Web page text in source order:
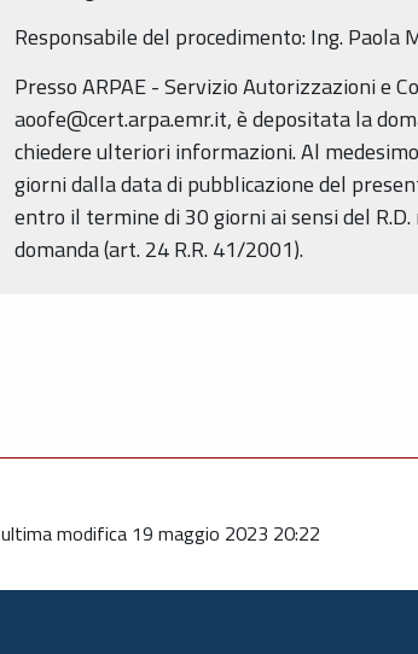
Responsabile del procedimento: Ing. Paola
Presso ARPAE - Servizio Autorizzazioni e
aoofe@cert.arpa.emr.it, è depositata la
chiedere ulteriori informazioni. Al
giorni dalla data di pubblicazione del
entro il termine di 30 giorni ai sensi del
domanda (art. 24 R.R. 41/2001).
ultima modifica 19 maggio 2023 20:22